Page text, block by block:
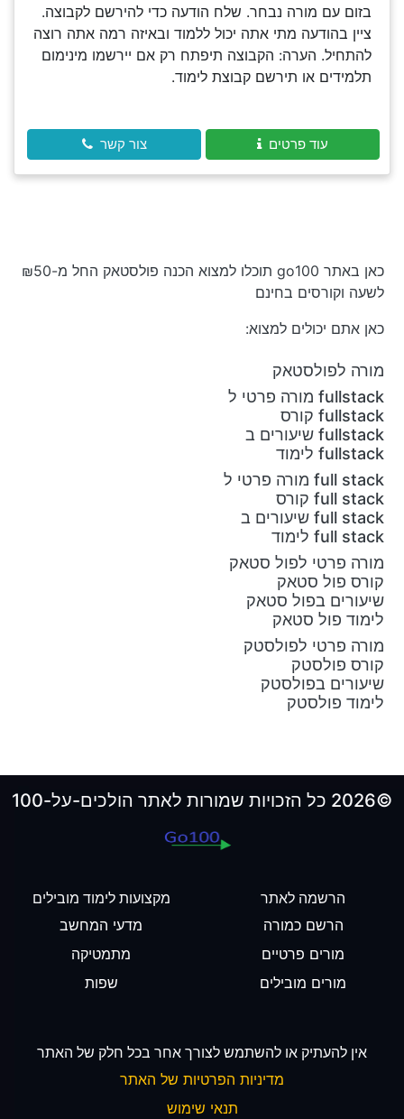
בזום עם מורה נבחר. שלח הודעה כדי להירשם לקבוצה.
ציין בהודעה מתי אתה יכול ללמוד ובאיזה רמה אתה רוצה
להתחיל. הערה: הקבוצה תיפתח רק אם יירשמו מינימום
תלמידים או תירשם קבוצת לימוד.
עוד פרטים צור קשר
כאן באתר go100 תוכלו למצוא הכנה פולסטאק החל מ-₪50
לשעה וקורסים בחינם
כאן אתם יכולים למצוא:
מורה לפולסטאק
fullstack מורה פרטי ל
fullstack קורס
fullstack שיעורים ב
fullstack לימוד
full stack מורה פרטי ל
full stack קורס
full stack שיעורים ב
full stack לימוד
מורה פרטי לפול סטאק
קורס פול סטאק
שיעורים בפול סטאק
לימוד פול סטאק
מורה פרטי לפולסטק
קורס פולסטק
שיעורים בפולסטק
לימוד פולסטק
©2026 כל הזכויות שמורות לאתר הולכים-על-100
הרשמה לאתר
הרשם כמורה
מורים פרטיים
מורים מובילים
מקצועות לימוד מובילים
מדעי המחשב
מתמטיקה
שפות
אין להעתיק או להשתמש לצורך אחר בכל חלק של האתר
מדיניות הפרטיות של האתר
תנאי שימוש